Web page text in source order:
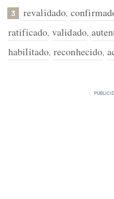
3 revalidado,
ratificado, validado,
habilitado, reconhecido,